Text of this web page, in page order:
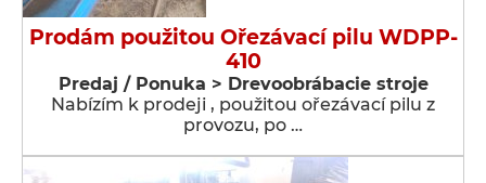
Prodám použitou Ořezávací pilu WDPP-
410
Predaj / Ponuka > Drevoobrábacie stroje
Nabízím k prodeji , použitou ořezávací pilu z
provozu, po …